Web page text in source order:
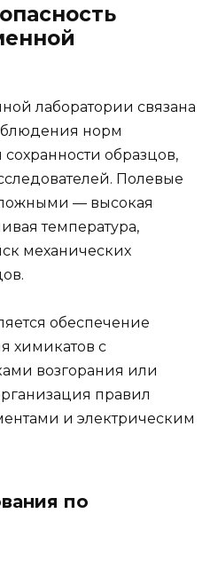
лаборатории связана
норм
образцов,
Полевые
— высокая
температура,
механических
обеспечение
химикатов с
возгорания или
правил
и электрическим
по